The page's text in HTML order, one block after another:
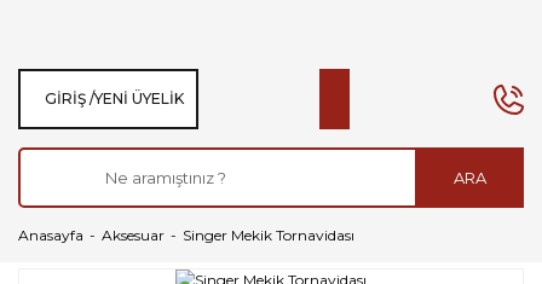
ARA
GIRIŞ /YENI ÜYELIK
Anasayfa Aksesuar Singer Mekik Tornavidası